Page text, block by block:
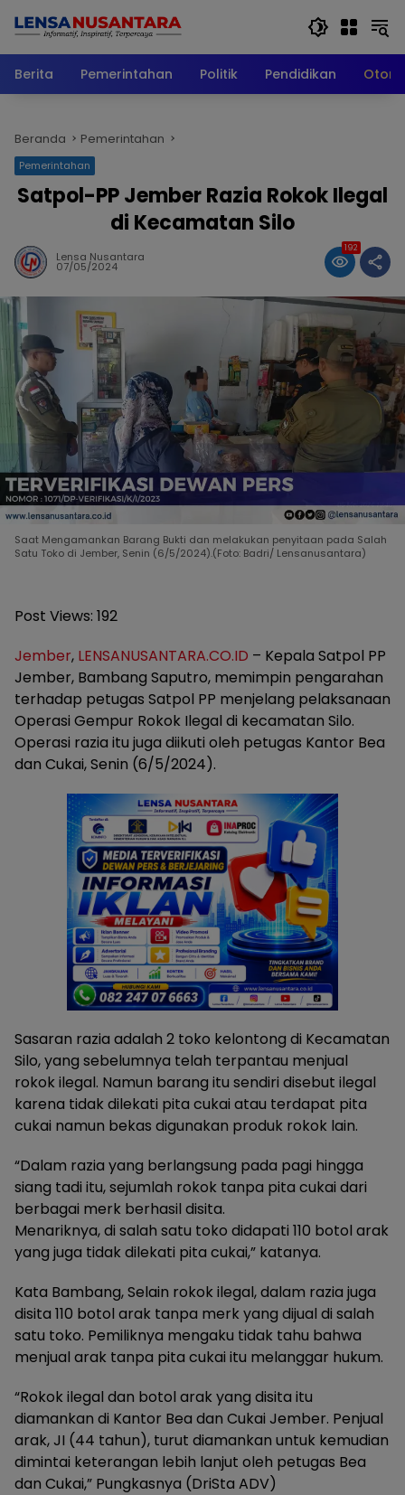
Berita
Pemerintahan Politik Pendidikan
Beranda Pemerintahan
Pemerintahan
Satpol-PP Jember Razia Rokok Ilegal
di Kecamatan Silo
Lensa Nusantara
07/05/2024
192
Saat Mengamankan Barang Bukti dan melakukan penyitaan pada Salah
Satu Toko di Jember, Senin (6/5/2024).(Foto: Badri/ Lensanusantara)
Post Views: 192
Jember, LENSANUSANTARA.CO.ID – Kepala Satpol PP
Jember, Bambang Saputro, memimpin pengarahan
terhadap petugas Satpol PP menjelang pelaksanaan
Operasi Gempur Rokok Ilegal di kecamatan Silo.
Operasi razia itu juga diikuti oleh petugas Kantor Bea
dan Cukai, Senin (6/5/2024).
Sasaran razia adalah 2 toko kelontong di Kecamatan
Silo, yang sebelumnya telah terpantau menjual
rokok ilegal. Namun barang itu sendiri disebut ilegal
karena tidak dilekati pita cukai atau terdapat pita
cukai namun bekas digunakan produk rokok lain.
“Dalam razia yang berlangsung pada pagi hingga
siang tadi itu, sejumlah rokok tanpa pita cukai dari
berbagai merk berhasil disita.
Menariknya, di salah satu toko didapati 110 botol arak
yang juga tidak dilekati pita cukai,” katanya.
Kata Bambang, Selain rokok ilegal, dalam razia juga
disita 110 botol arak tanpa merk yang dijual di salah
satu toko. Pemiliknya mengaku tidak tahu bahwa
menjual arak tanpa pita cukai itu melanggar hukum.
“Rokok ilegal dan botol arak yang disita itu
diamankan di Kantor Bea dan Cukai Jember. Penjual
arak, JI (44 tahun), turut diamankan untuk kemudian
dimintai keterangan lebih lanjut oleh petugas Bea
dan Cukai,” Pungkasnya (DriSta ADV)